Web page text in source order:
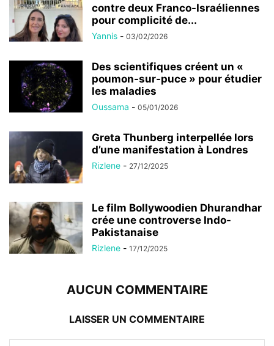
contre deux Franco-Israéliennes
pour complicité de...
Yannis - 03/02/2026
Des scientifiques créent un «
poumon-sur-puce » pour étudier
les maladies
Oussama - 05/01/2026
Greta Thunberg interpellée lors
d’une manifestation à Londres
Rizlene - 27/12/2025
Le film Bollywoodien Dhurandhar
crée une controverse Indo-
Pakistanaise
Rizlene - 17/12/2025
AUCUN COMMENTAIRE
LAISSER UN COMMENTAIRE